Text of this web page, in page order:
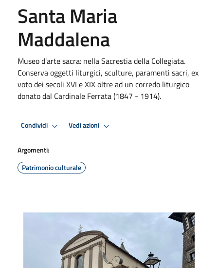
Santa Maria
Maddalena
Museo d'arte sacra: nella Sacrestia della Collegiata.
Conserva oggetti liturgici, sculture, paramenti sacri, ex
voto dei secoli XVI e XIX oltre ad un corredo liturgico
donato dal Cardinale Ferrata (1847 - 1914).
Condividi Vedi azioni
Argomenti:
Patrimonio culturale